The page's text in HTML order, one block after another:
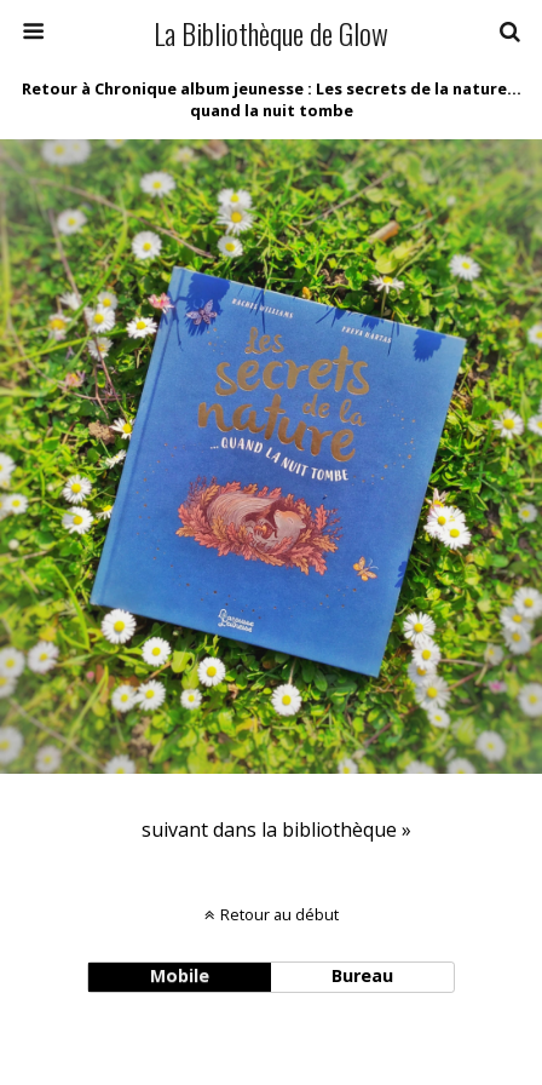
La Bibliothèque de Glow
Retour à Chronique album jeunesse : Les secrets de la nature…
quand la nuit tombe
suivant dans la bibliothèque »
Retour au début
Mobile Bureau